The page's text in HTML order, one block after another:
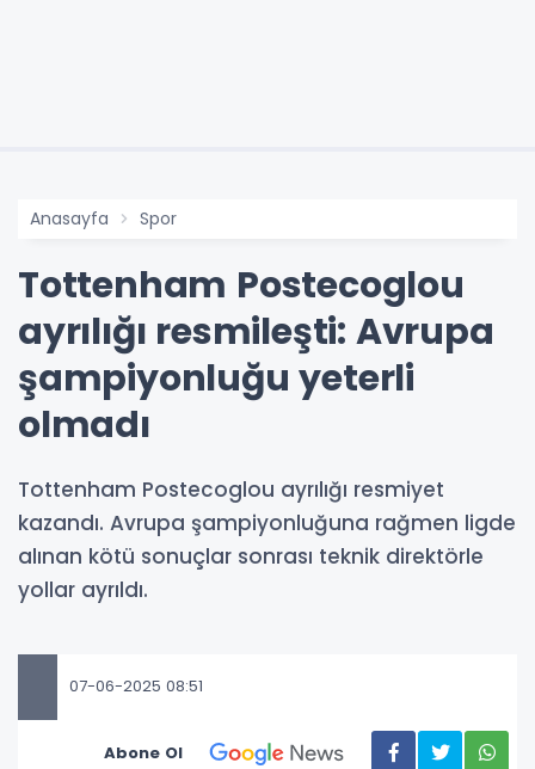
Anasayfa Spor
Tottenham Postecoglou
ayrılığı resmileşti: Avrupa
şampiyonluğu yeterli
olmadı
Tottenham Postecoglou ayrılığı resmiyet
kazandı. Avrupa şampiyonluğuna rağmen ligde
alınan kötü sonuçlar sonrası teknik direktörle
yollar ayrıldı.
07-06-2025 08:51
Abone Ol